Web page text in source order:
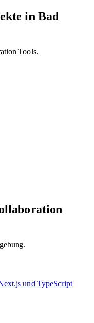
in Bad
Tools.
und TypeScript